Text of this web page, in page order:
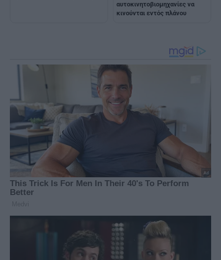
αυτοκινητοβιομηχανίες να
κινούνται εντός πλάνου